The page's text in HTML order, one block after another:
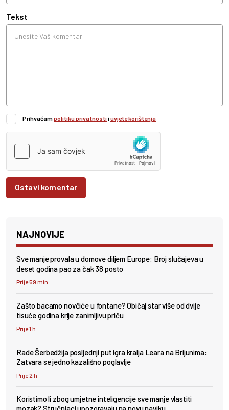
Tekst
Prihvaćampolitiku privatnostiiuvjete korištenja
Ostavi komentar
NAJNOVIJE
Sve manje provala u domove diljem Europe: Broj slučajeva u
deset godina pao za čak 38 posto
Prije 59 min
Zašto bacamo novčiće u fontane? Običaj star više od dvije
tisuće godina krije zanimljivu priču
Prije 1 h
Rade Šerbedžija posljednji put igra kralja Leara na Brijunima:
Zatvara se jedno kazališno poglavlje
Prije 2 h
Koristimo li zbog umjetne inteligencije sve manje vlastiti